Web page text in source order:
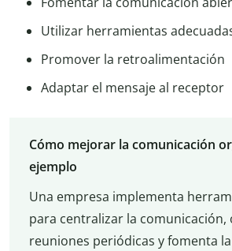
Utilizar herramientas
Promover la retroalimentación
Adaptar el mensaje al receptor
Cómo mejorar la comunicación
ejemplo
Una empresa implementa
para centralizar la comunicación,
reuniones periódicas y fomenta